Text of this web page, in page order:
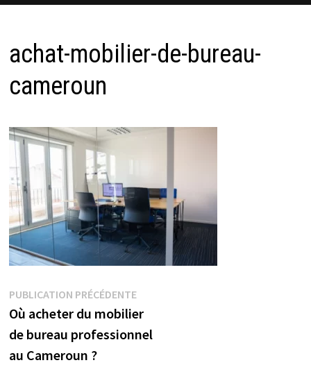
achat-mobilier-de-bureau-
cameroun
Navigation
de
l’article
PUBLICATION PRÉCÉDENTEPublication
précédente :
Où acheter du mobilier
de bureau professionnel
au Cameroun ?